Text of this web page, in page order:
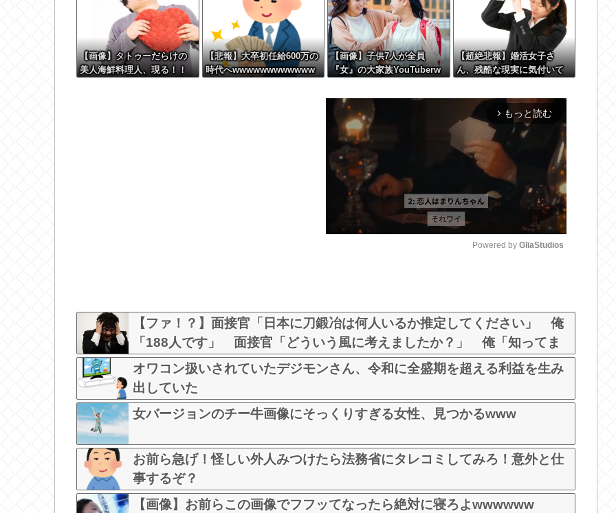
【画像】タトゥーだらけの
美人海鮮料理人、現る！！
【悲報】大卒初任給600万の
時代へwwwwwwwwwwww
【画像】子供7人が全員
『女』の大家族YouTuberw
【超絶悲報】婚活女子さ
ん、残酷な現実に気付いて
e
Powered by GliaStudios
【ファ！？】面接官「日本に刀鍛冶は何人いるか推定してください」 俺
「188人です」 面接官「どういう風に考えましたか？」 俺「知ってま
した」→この後『こう』なったんだがマジで納得いかない！！！！！
オワコン扱いされていたデジモンさん、令和に全盛期を超える利益を生み
出していた
女バージョンのチー牛画像にそっくりすぎる女性、見つかるwww
お前ら急げ！怪しい外人みつけたら法務省にタレコミしてみろ！意外と仕
事するぞ？
【画像】お前らこの画像でフフッてなったら絶対に寝ろよwwwwww